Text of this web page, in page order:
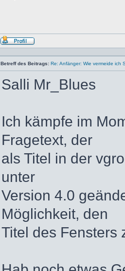
Profil
Betreff des Beitrags: Re: Anfänger: Wie vermeide ich
Salli Mr_Blues
Ich kämpfe im
Fragetext, der
als Titel in der
unter
Version 4.0
Möglichkeit, den
Titel des Fensters